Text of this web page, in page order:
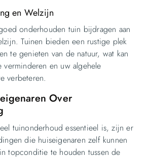
en Welzijn
onderhouden tuin bijdragen aan
Tuinen bieden een rustige plek
te genieten van de natuur, wat kan
verminderen en uw algehele
verbeteren.
Over
tuinonderhoud essentieel is, zijn er
die huiseigenaren zelf kunnen
topconditie te houden tussen de